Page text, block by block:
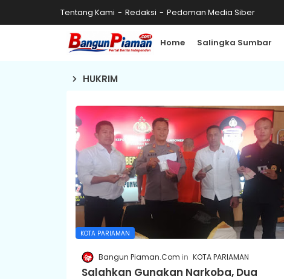
Tentang Kami Redaksi Pedoman Media Siber
Home Salingka Sumbar
HUKRIM
KOTA PARIAMAN
Bangun Piaman.Com KOTA PARIAMAN
Salahkan Gunakan Narkoba, Dua